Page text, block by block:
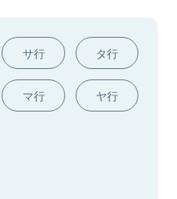
サ行 タ行
マ行 ヤ行